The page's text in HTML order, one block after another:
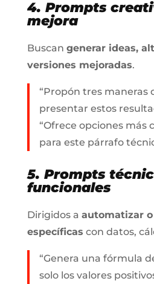
4. Prompts
mejora
Buscan generar ideas,
versiones mejoradas.
“Propón tres maneras
presentar estos
“Ofrece opciones más
para este párrafo
5. Prompts
funcionales
Dirigidos a automatizar
específicas con datos,
“Genera una fórmula
solo los valores